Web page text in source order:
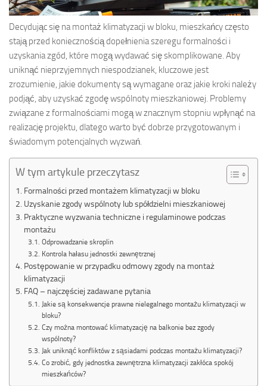
Decydując się na montaż klimatyzacji w bloku, mieszkańcy często
stają przed koniecznością dopełnienia szeregu formalności i
uzyskania zgód, które mogą wydawać się skomplikowane. Aby
uniknąć nieprzyjemnych niespodzianek, kluczowe jest
zrozumienie, jakie dokumenty są wymagane oraz jakie kroki należy
podjąć, aby uzyskać zgodę wspólnoty mieszkaniowej. Problemy
związane z formalnościami mogą w znacznym stopniu wpłynąć na
realizację projektu, dlatego warto być dobrze przygotowanym i
świadomym potencjalnych wyzwań.
W tym artykule przeczytasz
Formalności przed montażem klimatyzacji w bloku
Uzyskanie zgody wspólnoty lub spółdzielni mieszkaniowej
Praktyczne wyzwania techniczne i regulaminowe podczas
montażu
Odprowadzanie skroplin
Kontrola hałasu jednostki zewnętrznej
Postępowanie w przypadku odmowy zgody na montaż
klimatyzacji
FAQ – najczęściej zadawane pytania
Jakie są konsekwencje prawne nielegalnego montażu klimatyzacji w
bloku?
Czy można montować klimatyzację na balkonie bez zgody
wspólnoty?
Jak uniknąć konfliktów z sąsiadami podczas montażu klimatyzacji?
Co zrobić, gdy jednostka zewnętrzna klimatyzacji zakłóca spokój
mieszkańców?